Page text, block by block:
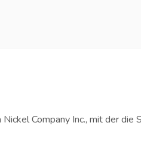
Company Inc., mit der die